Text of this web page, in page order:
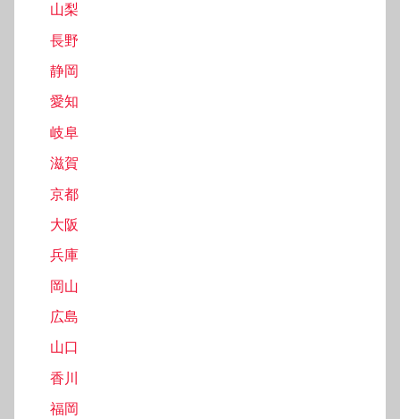
山梨
長野
静岡
愛知
岐阜
滋賀
京都
大阪
兵庫
岡山
広島
山口
香川
福岡